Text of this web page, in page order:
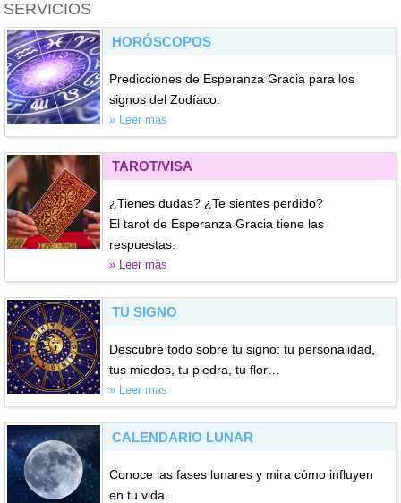
SERVICIOS
HORÓSCOPOS
Predicciones de Esperanza Gracia para los
signos del Zodíaco.
» Leer más
TAROT/VISA
¿Tienes dudas? ¿Te sientes perdido?
El tarot de Esperanza Gracia tiene las
respuestas.
» Leer más
TU SIGNO
Descubre todo sobre tu signo: tu personalidad,
tus miedos, tu piedra, tu flor…
» Leer más
CALENDARIO LUNAR
Conoce las fases lunares y mira cómo influyen
en tu vida.